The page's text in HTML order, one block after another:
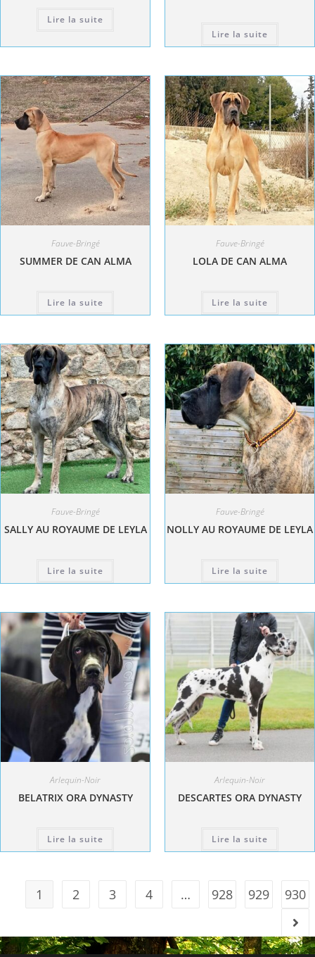
Lire la suite
Lire la suite
Fauve-Bringé
SUMMER DE CAN ALMA
Lire la suite
Fauve-Bringé
LOLA DE CAN ALMA
Lire la suite
Fauve-Bringé
SALLY AU ROYAUME DE LEYLA
Lire la suite
Fauve-Bringé
NOLLY AU ROYAUME DE LEYLA
Lire la suite
Arlequin-Noir
BELATRIX ORA DYNASTY
Lire la suite
Arlequin-Noir
DESCARTES ORA DYNASTY
Lire la suite
1 2 3 4 … 928 929 930